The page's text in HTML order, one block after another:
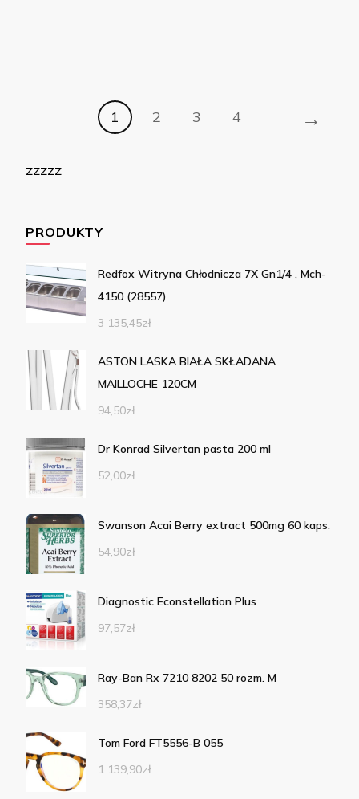
1 2 3 4 →
zzzzz
PRODUKTY
Redfox Witryna Chłodnicza 7X Gn1/4 , Mch-
4150 (28557)
3 135,45zł
ASTON LASKA BIAŁA SKŁADANA
MAILLOCHE 120CM
94,50zł
Dr Konrad Silvertan pasta 200 ml
52,00zł
Swanson Acai Berry extract 500mg 60 kaps.
54,90zł
Diagnostic Econstellation Plus
97,57zł
Ray-Ban Rx 7210 8202 50 rozm. M
358,37zł
Tom Ford FT5556-B 055
1 139,90zł